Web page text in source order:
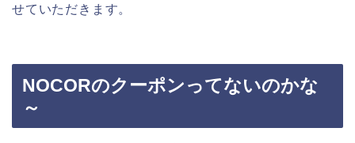
せていただきます。
NOCORのクーポンってないのかな
～